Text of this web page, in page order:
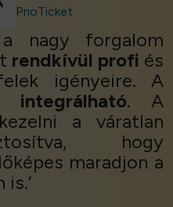
PrioTicket
nagy forgalom
rendkívül profi és
igényeire. A
integrálható. A
a váratlan
hogy
maradjon a